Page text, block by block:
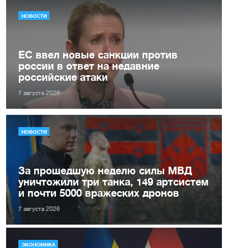
НОВОСТИ
ЕС ввел новые санкции против
россии в ответ на недавние
российские атаки
7 августа 2026
НОВОСТИ
За прошедшую неделю силы МВД
уничтожили три танка, 149 артсистем
и почти 5000 вражеских дронов
7 августа 2026
ЭКОНОМИКА